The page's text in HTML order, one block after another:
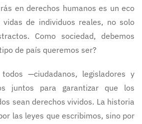
en derechos humanos es un eco
de individuos reales, no solo
Como sociedad, debemos
de país queremos ser?
—ciudadanos, legisladores y
juntos para garantizar que los
sean derechos vividos. La historia
las leyes que escribimos, sino por